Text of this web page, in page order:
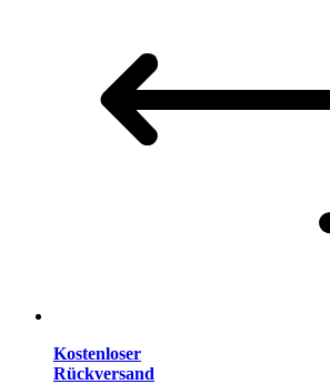
Kostenloser
Rückversand